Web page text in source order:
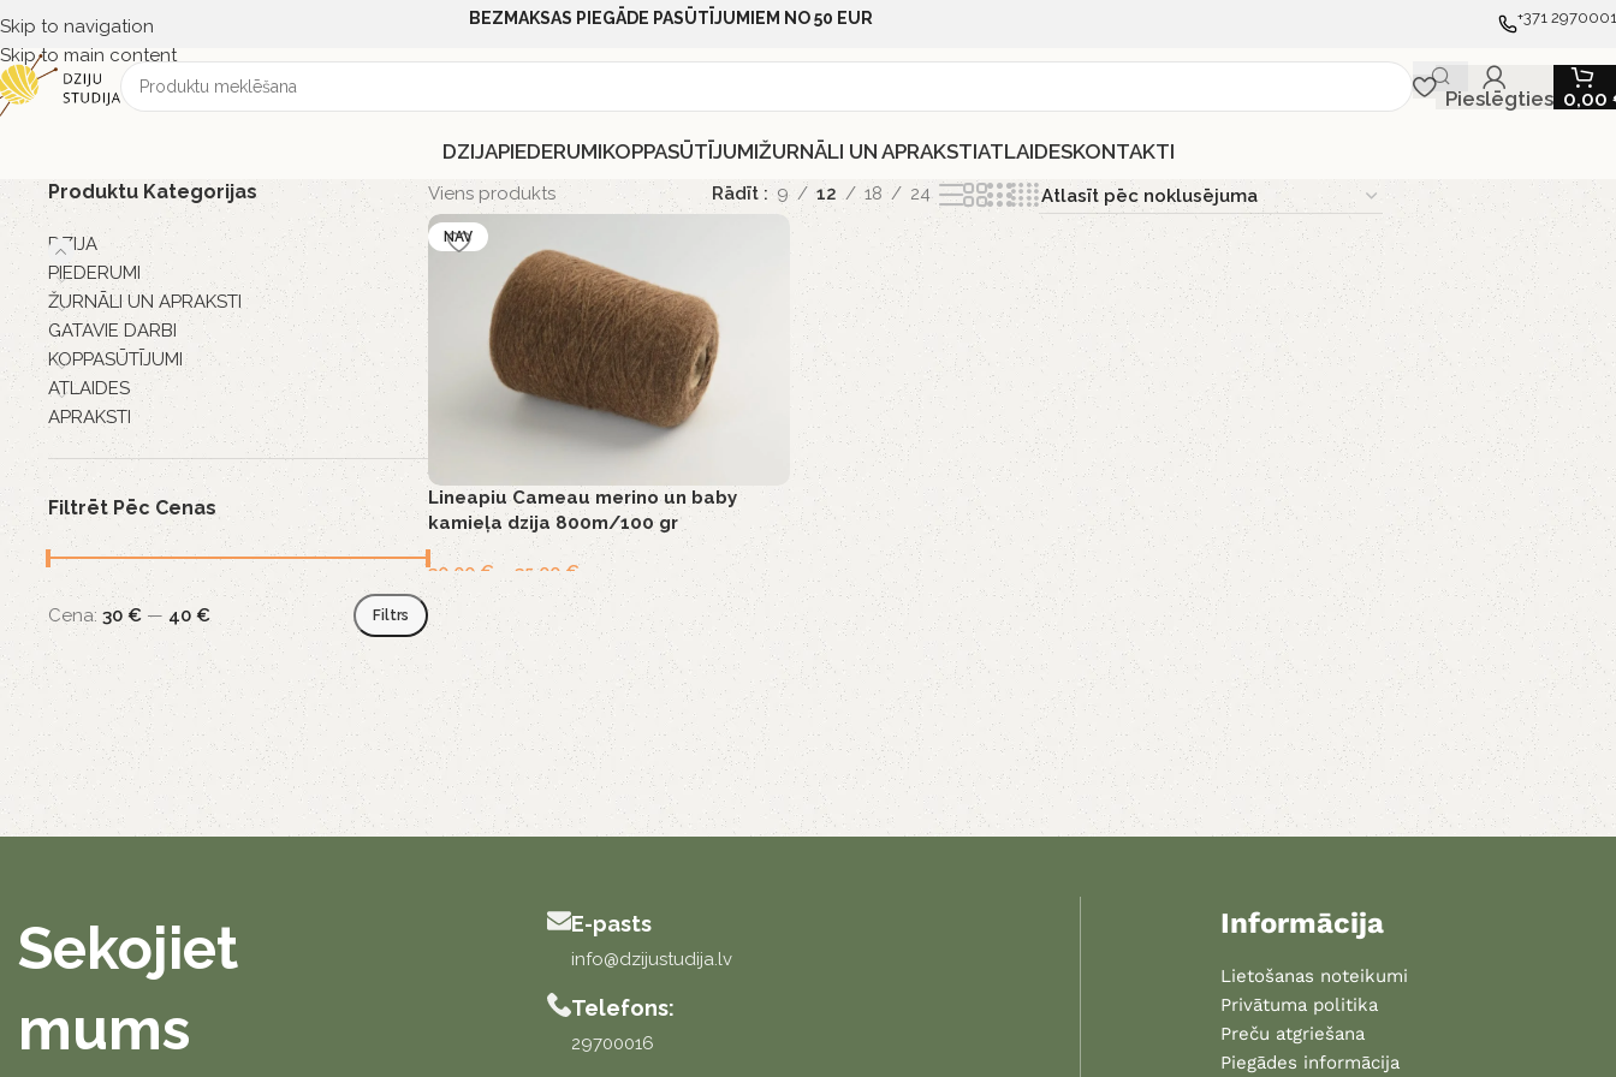
Skip to navigation
Skip to main content
BEZMAKSAS PIEGĀDE PASŪTĪJUMIEM NO 50 EUR +371
Pieslēgties 0,00
DZIJAPIEDERUMIKOPPASŪTĪJUMIŽURNĀLI UN APRAKSTIATLAIDESKONTAKTI
Produktu Kategorijas
DZIJA
PIEDERUMI
ŽURNĀLI UN APRAKSTI
GATAVIE DARBI
KOPPASŪTĪJUMI
ATLAIDES
APRAKSTI
Filtrēt Pēc Cenas
Filtrs
Cena: 30 € — 40 €
Viens produkts Rādīt 9 12 18 24
NAV
Lineapiu Cameau merino un baby
kamieļa dzija 800m/100 gr
30,00 € 35,00 €
Sekojiet
mums
E-pasts
info@dzijustudija.lv
Telefons:
29700016
Informācija
Lietošanas noteikumi
Privātuma politika
Preču atgriešana
Piegādes informācija